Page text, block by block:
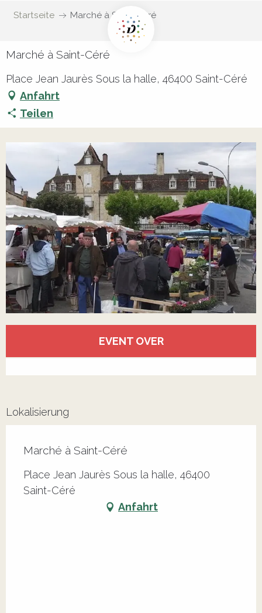
Startseite Marché à Saint-Céré
Marché à Saint-Céré
Place Jean Jaurès Sous la halle, 46400 Saint-Céré
Anfahrt
Teilen
EVENT OVER
Lokalisierung
Marché à Saint-Céré
Place Jean Jaurès Sous la halle, 46400
Saint-Céré
Anfahrt